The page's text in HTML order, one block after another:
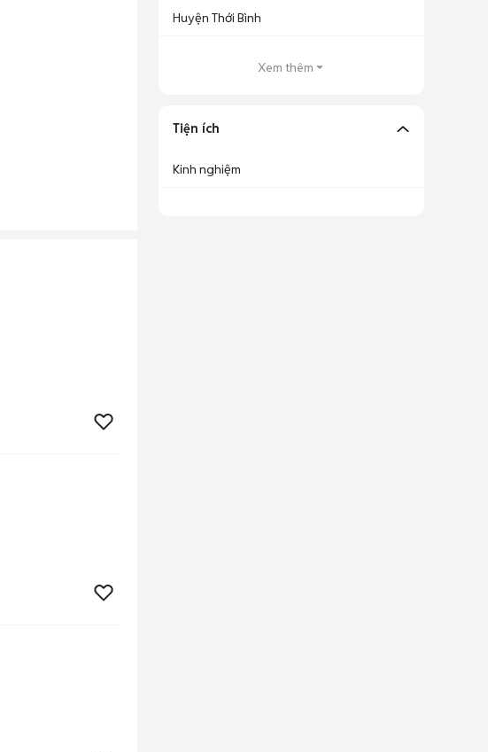
Huyện Thới Bình
Xem thêm
Tiện ích
Kinh nghiệm